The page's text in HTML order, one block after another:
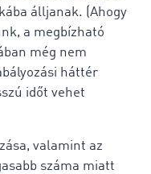
álljanak. (Ahogy
a megbízható
még nem
háttér
időt vehet
valamint az
száma miatt